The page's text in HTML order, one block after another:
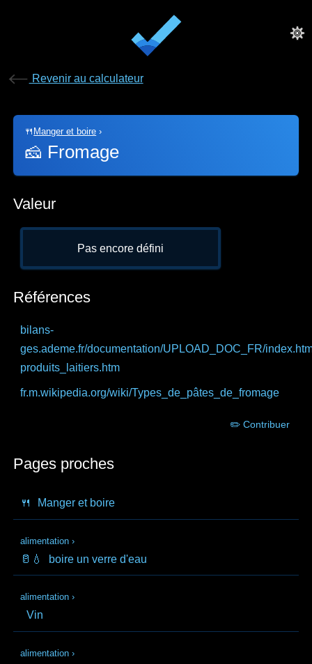
Revenir au calculateur
🍴 Manger et boire ›
🧀 Fromage
Valeur
Pas encore défini
Références
bilans-
ges.ademe.fr/documentation/UPLOAD_DOC_FR/
produits_laitiers.htm
fr.m.wikipedia.org/wiki/Types_de_pâtes_de_fromage
✏️ Contribuer
Pages proches
🍴 Manger et boire
alimentation ›
🥛💧 boire un verre d'eau
alimentation ›
Vin
alimentation ›